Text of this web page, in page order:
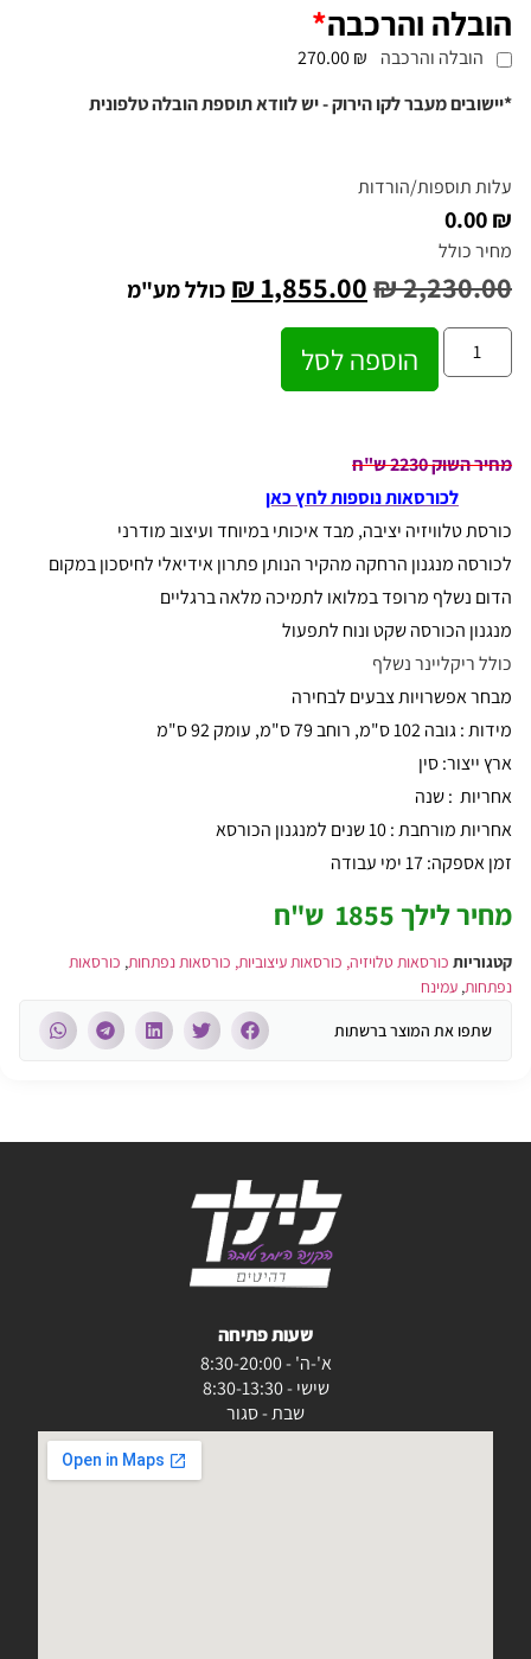
הובלה והרכבה*
הובלה והרכבה
₪ 270.00
*יישובים מעבר לקו הירוק - יש לוודא תוספת הובלה טלפונית
עלות תוספות/הורדות
₪ 0.00
מחיר כולל
₪2,230.00
₪ 1,855.00 כולל מע"מ
הוספה לסל
מחיר השוק 2230 ש"ח
לכורסאות נוספות לחץ כאן
כורסת טלוויזיה יציבה, מבד איכותי במיוחד ועיצוב מודרני
לכורסה מנגנון הרחקה מהקיר הנותן פתרון אידיאלי לחיסכון במקום
הדום נשלף מרופד במלואו לתמיכה מלאה ברגליים
מנגנון הכורסה שקט ונוח לתפעול
כולל ריקליינר נשלף
מבחר אפשרויות צבעים לבחירה
מידות : גובה 102 ס"מ, רוחב 79 ס"מ, עומק 92 ס"מ
ארץ ייצור: סין
אחריות : שנה
אחריות מורחבת : 10 שנים למנגנון הכורסא
זמן אספקה: 17 ימי עבודה
מחיר לילך 1855 ש"ח
קטגוריות כורסאות טלויזיה, כורסאות עיצוביות, כורסאות נפתחות, כורסאות
נפתחות, עמינח
שתפו את המוצר ברשתות
שעות פתיחה
א'-ה' - 8:30-20:00
שישי - 8:30-13:30
שבת - סגור